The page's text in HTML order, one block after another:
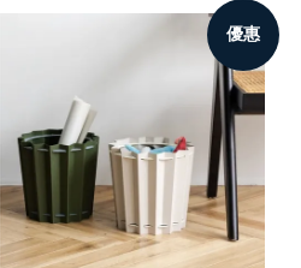
優惠